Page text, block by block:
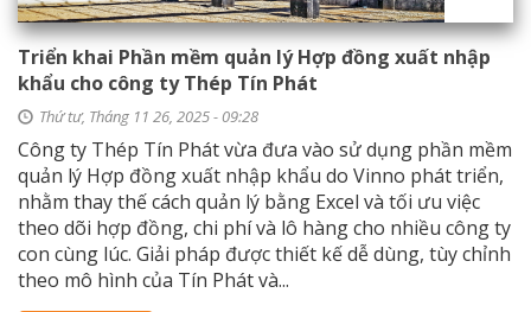
Triển khai Phần mềm quản lý Hợp đồng xuất nhập
khẩu cho công ty Thép Tín Phát
Thứ tư, Tháng 11 26, 2025 - 09:28
Công ty Thép Tín Phát vừa đưa vào sử dụng phần mềm
quản lý Hợp đồng xuất nhập khẩu do Vinno phát triển,
nhằm thay thế cách quản lý bằng Excel và tối ưu việc
theo dõi hợp đồng, chi phí và lô hàng cho nhiều công ty
con cùng lúc. Giải pháp được thiết kế dễ dùng, tùy chỉnh
theo mô hình của Tín Phát và...